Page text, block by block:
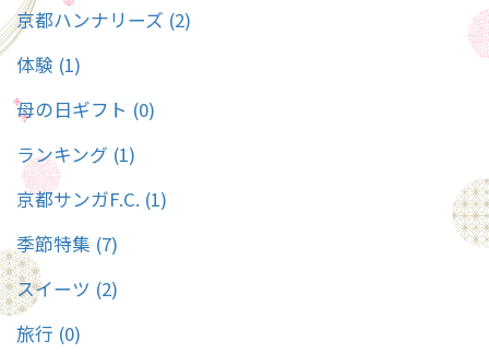
京都ハンナリーズ (2)
体験 (1)
母の日ギフト (0)
ランキング (1)
京都サンガF.C. (1)
季節特集 (7)
スイーツ (2)
旅行 (0)